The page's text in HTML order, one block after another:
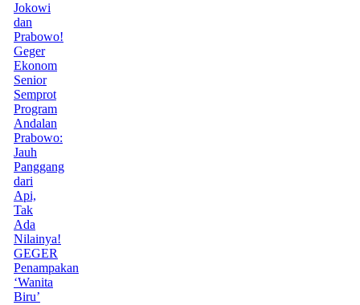
Jokowi
dan
Prabowo!
Geger
Ekonom
Senior
Semprot
Program
Andalan
Prabowo:
Jauh
Panggang
dari
Api,
Tak
Ada
Nilainya!
GEGER
Penampakan
‘Wanita
Biru’